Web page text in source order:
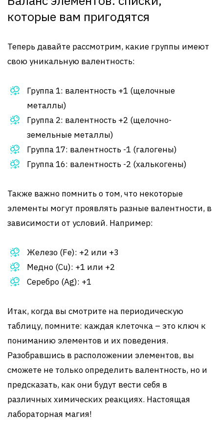
которые вам пригодятся
Теперь давайте рассмотрим, какие группы имеют
свою уникальную валентность:
Группа 1: валентность +1 (щелочные
металлы)
Группа 2: валентность +2 (щелочно-
земельные металлы)
Группа 17: валентность -1 (галогены)
Группа 16: валентность -2 (халькогены)
Также важно помнить о том, что некоторые
элементы могут проявлять разные валентности, в
зависимости от условий. Например:
Железо (Fe): +2 или +3
Медно (Cu): +1 или +2
Серебро (Ag): +1
Итак, когда вы смотрите на периодическую
таблицу, помните: каждая клеточка – это ключ к
пониманию элементов и их поведения.
Разобравшись в расположении элементов, вы
сможете не только определить валентность, но и
предсказать, как они будут вести себя в
различных химических реакциях. Настоящая
лабораторная магия!